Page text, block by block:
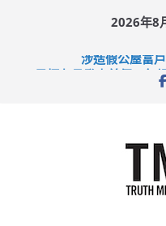
2026年8
涉造假公屋富